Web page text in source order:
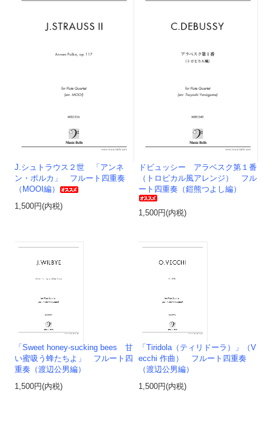
J.シュトラウス２世 「アンネ
ン・ポルカ」 フルート四重奏
（MOOI編）
1,500円(内税)
ドビュッシー アラベスク第１番
（トロピカル風アレンジ） フル
ート四重奏（鎧熊つよし編）
1,500円(内税)
「Sweet honey-sucking bees 甘
い蜜吸う蜂たちよ」 フルート四
重奏（渡辺公男編）
1,500円(内税)
「Tiridola（ティリドーラ）」（V
ecchi 作曲） フルート四重奏
（渡辺公男編）
1,500円(内税)